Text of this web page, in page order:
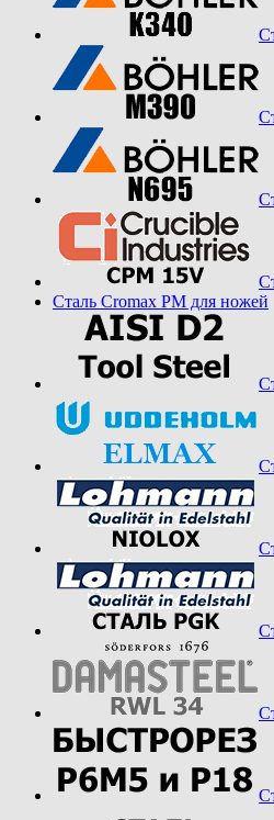
Сталь Cromax PM для ножей